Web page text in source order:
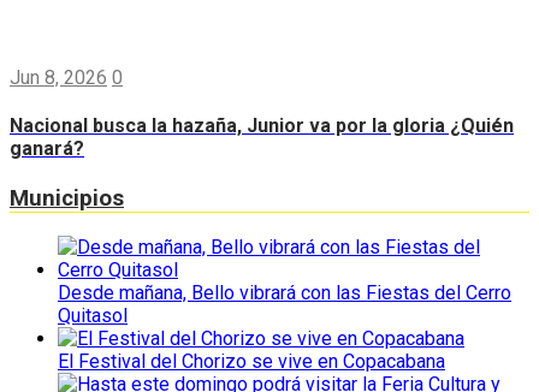
Jun 8, 2026 0
Nacional busca la hazaña, Junior va por la gloria ¿Quién
ganará?
Municipios
Desde mañana, Bello vibrará con las Fiestas del Cerro
Quitasol
El Festival del Chorizo se vive en Copacabana